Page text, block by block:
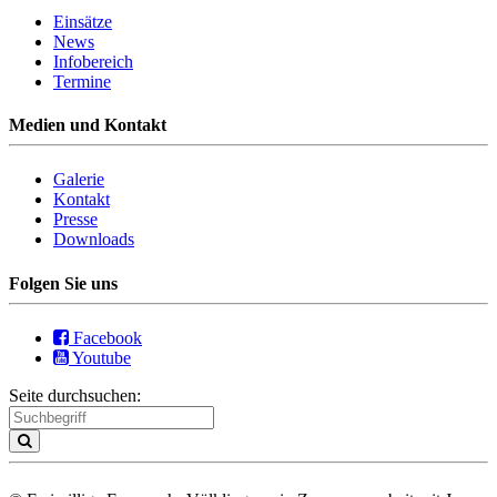
Einsätze
News
Infobereich
Termine
Medien und Kontakt
Galerie
Kontakt
Presse
Downloads
Folgen Sie uns
Facebook
Youtube
Seite durchsuchen: